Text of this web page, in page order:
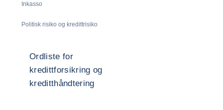
Inkasso
Politisk risiko og kredittrisiko
Ordliste for
kredittforsikring og
kreditthåndtering